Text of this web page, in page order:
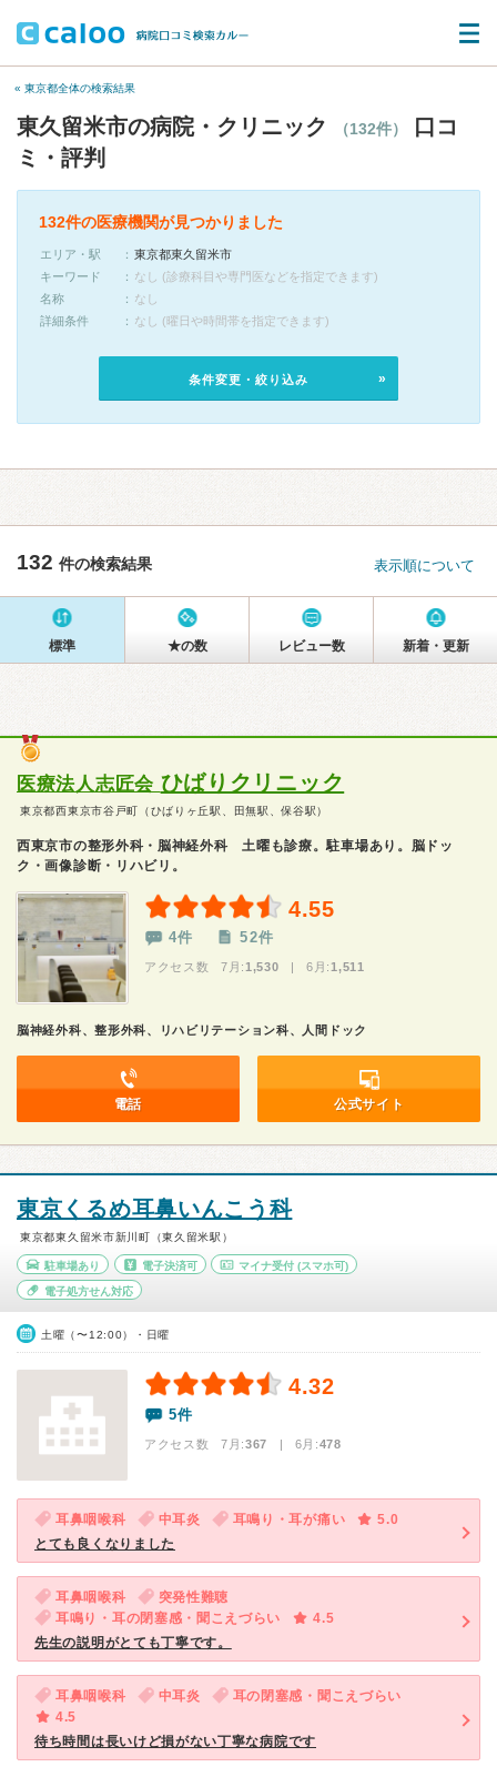
« 東京都全体の検索結果
東久留米市の病院・クリニック （132件）
口コ
ミ・評判
132件の医療機関が見つかりました
エリア・駅
東京都東久留米市
キーワード
なし (診療科目や専門医などを指定できます)
名称
なし
詳細条件
なし (曜日や時間帯を指定できます)
条件変更・絞り込み
132 件の検索結果 表示順について
標準 ★の数 レビュー数 新着・更新
医療法人志匠会 ひばりクリニック
東京都西東京市谷戸町（ひばりヶ丘駅、田無駅、保谷駅）
西東京市の整形外科・脳神経外科 土曜も診療。駐車場あり。脳ドッ
ク・画像診断・リハビリ。
4.55
4件 52件
アクセス数 7月: 1,530 | 6月: 1,511
脳神経外科、整形外科、リハビリテーション科、人間ドック
電話 公式サイト
東京くるめ耳鼻いんこう科
東京都東久留米市新川町（東久留米駅）
駐車場あり 電子決済可 マイナ受付 (スマホ可)
電子処方せん対応
土曜（〜12:00）・日曜
4.32
5件
アクセス数 7月:367 | 6月:478
耳鼻咽喉科 中耳炎 耳鳴り・耳が痛い
5.0
とても良くなりました
耳鼻咽喉科
突発性難聴
耳鳴り・耳の閉塞感・聞こえづらい
4.5
先生の説明がとても丁寧です。
耳鼻咽喉科 中耳炎
耳の閉塞感・聞こえづらい
4.5
待ち時間は長いけど損がない丁寧な病院です